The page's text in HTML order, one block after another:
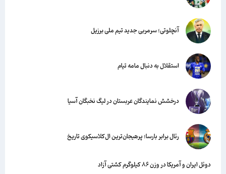
آنچلوتی؛ سرمربی جدید تیم ملی برزیل
استقلال به دنبال مامه تیام
درخشش نمایندگان عربستان در لیگ نخبگان آسیا
رئال برابر بارسا؛ پرهیجان‌‌ترین ال‌کلاسیکوی تاریخ
دوئل ایران و آمریکا در وزن ۸۶ کیلوگرم کشتی آزاد